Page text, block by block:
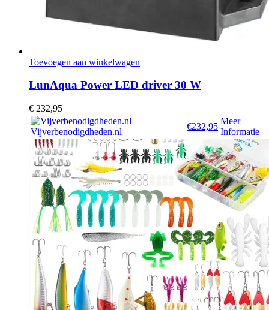
Toevoegen aan winkelwagen
LunAqua Power LED driver 30 W
€ 232,95
Vijverbenodigdheden.nl
€232,95
Meer
Informatie